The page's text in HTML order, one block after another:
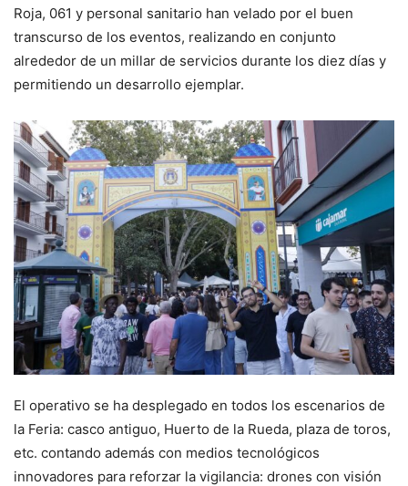
Roja, 061 y personal sanitario han velado por el buen
transcurso de los eventos, realizando en conjunto
alrededor de un millar de servicios durante los diez días y
permitiendo un desarrollo ejemplar.
El operativo se ha desplegado en todos los escenarios de
la Feria: casco antiguo, Huerto de la Rueda, plaza de toros,
etc. contando además con medios tecnológicos
innovadores para reforzar la vigilancia: drones con visión